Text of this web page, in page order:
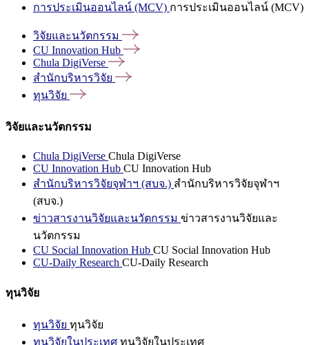
การประเมินออนไลน์ (MCV) การประเมินออนไลน์ (MCV)
วิจัยและนวัตกรรม
CU Innovation Hub
Chula DigiVerse
สำนักบริหารวิจัย
ทุนวิจัย
วิจัยและนวัตกรรม
Chula DigiVerse Chula DigiVerse
CU Innovation Hub CU Innovation Hub
สำนักบริหารวิจัยจุฬาฯ (สบจ.) สำนักบริหารวิจัยจุฬาฯ
(สบจ.)
ข่าวสารงานวิจัยและนวัตกรรม ข่าวสารงานวิจัยและ
นวัตกรรม
CU Social Innovation Hub CU Social Innovation Hub
CU-Daily Research CU-Daily Research
ทุนวิจัย
ทุนวิจัย ทุนวิจัย
ทุนวิจัยในประเทศ ทุนวิจัยในประเทศ